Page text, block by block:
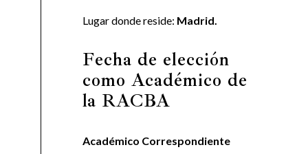
Lugar donde reside: Madrid.
Fecha de elección
como Académico de
la RACBA
Académico Correspondiente